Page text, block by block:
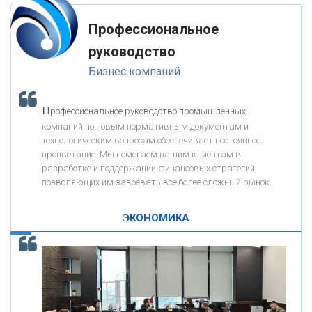
«РОСЕВРОБАНК»
«ПРЕСС-СЛУЖБА ВТБ24»
«АВТОГРАДБАНК»
«ПРОМРЕГИОНБАНК»
ОНАС
Как Система быстрых платежей за пять лет
изменила финансовый рынок - «Интервью»
мимо ушей. Он никогда не бывает полезен никому, кроме того, кто его
-- Люблю давать советы и очень не люблю, когда их дают мне.
Профессиональное
руководство
Бизнес компаний
Профессиональное руководство промышленных
компаний по новым нормативным документам и
технологическим вопросам обеспечивает постоянное
процветание. Мы помогаем нашим клиентам в
разработке и поддержании финансовых стратегий,
позволяющих им завоевать все более сложный рынок.
ЭКОНОМИКА